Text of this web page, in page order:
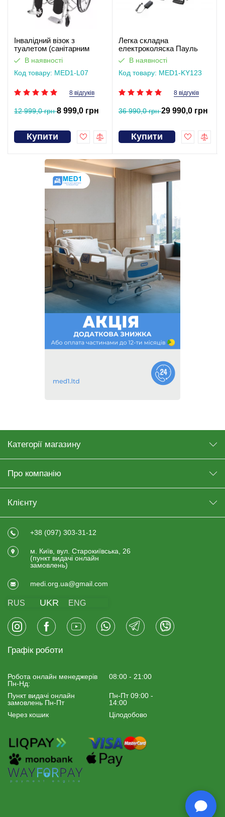
Інвалідний візок з
туалетом (санітарним
обладнанням) Гертруда
В наявності
Код товару: MED1-L07
8 відгуків
12 999,0 грн8 999,0 грн
Купити
Легка складна
електроколяска Пауль
(відеоогляд)
В наявності
Код товару: MED1-KY123
8 відгуків
36 990,0 грн29 990,0 грн
Купити
Категорії магазину
Про компанію
Клієнту
+38 (097) 303-31-12
м. Київ, вул. Старокиївська, 26
(пункт видачi онлайн
замовлень)
medi.org.ua@gmail.com
RUS UKR ENG
Графік роботи
Робота онлайн менеджерiв
Пн-Нд:
08:00 - 21:00
Пункт видачі онлайн
замовлень Пн-Пт
Пн-Пт 09:00 -
14:00
Через кошик
Цілодобово